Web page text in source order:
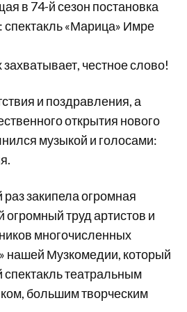
в 74-й сезон постановка
спектакль «Марица» Имре
честное слово!
и поздравления, а
открытия нового
музыкой и голосами:
раз закипела огромная
труд артистов и
многочисленных
нашей Музкомедии, который
театральным
большим творческим